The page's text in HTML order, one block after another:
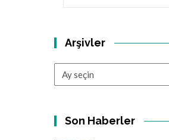
Arşivler
Son Haberler